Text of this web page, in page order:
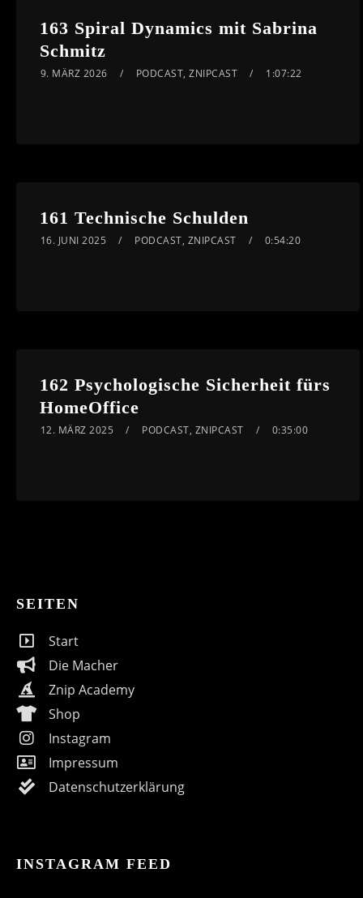
163 Spiral Dynamics mit Sabrina
Schmitz
9. MÄRZ 2026 PODCAST,ZNIPCAST 1:07:22
161 Technische Schulden
16. JUNI 2025 PODCAST, ZNIPCAST 0:54:20
162 Psychologische Sicherheit fürs
HomeOffice
12. MÄRZ 2025 PODCAST, ZNIPCAST 0:35:00
SEITEN
Start
Die Macher
Znip Academy
Shop
Instagram
Impressum
Datenschutzerklärung
INSTAGRAM FEED